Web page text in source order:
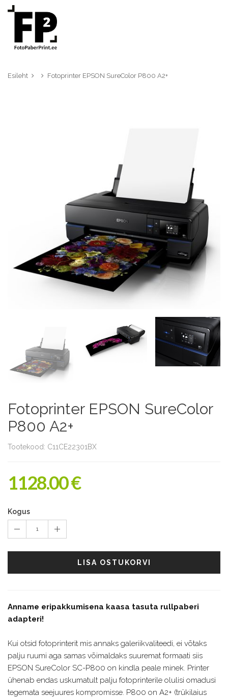
Esileht Fotoprinter EPSON SureColor P800 A2+
Fotoprinter EPSON SureColor
P800 A2+
Tootekood: C11CE22301BX
1128.00 €
Kogus
1
LISA OSTUKORVI
Anname eripakkumisena kaasa tasuta rullpaberi
adapteri!
Kui otsid fotoprinterit mis annaks galeriikvaliteedi, ei võtaks
palju ruumi aga samas võimaldaks suuremat formaati siis
EPSON SureColor SC-P800 on kindla peale minek. Printer
ühenab endas uskumatult palju fotoprinterile olulisi omadusi
tegemata seejuures kompromisse. P800 on A2+ (trükilaius